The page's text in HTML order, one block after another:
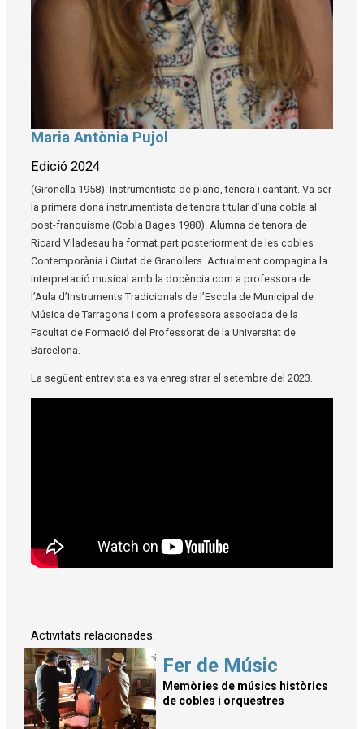
Diapositiva 1 de 1
Maria Antònia Pujol
Edició 2024
(Gironella 1958). Instrumentista de piano, tenora i cantant. Va ser
la primera dona instrumentista de tenora titular d’una cobla al
post-franquisme (Cobla Bages 1980). Alumna de tenora de
Ricard Viladesau ha format part posteriorment de les cobles
Contemporània i Ciutat de Granollers. Actualment compagina la
interpretació musical amb la docència com a professora de
l’Aula d’Instruments Tradicionals de l’Escola de Municipal de
Música de Tarragona i com a professora associada de la
Facultat de Formació del Professorat de la Universitat de
Barcelona.
La següent entrevista es va enregistrar el setembre del 2023.
Activitats relacionades:
Fer de Músic
Memòries de músics històrics
de cobles i orquestres